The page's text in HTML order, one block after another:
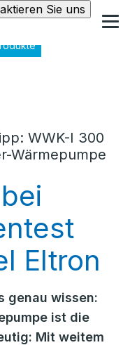
Sie uns
WWK-I 300
Wärmepumpe
Eltron
genau wissen:
ist die
Mit weitem